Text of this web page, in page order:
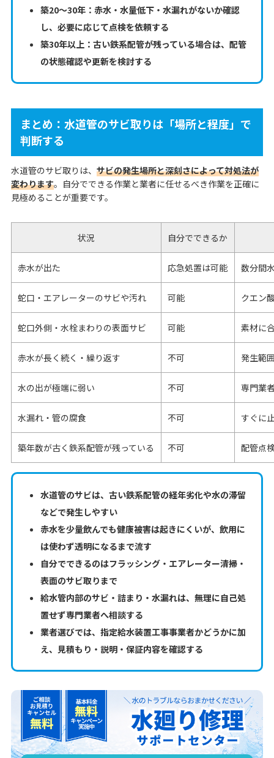
築20〜30年：赤水・水量低下・水漏れがないか確認
し、必要に応じて点検を依頼する
築30年以上：古い鉄系配管が残っている場合は、配管
の状態確認や更新を検討する
まとめ：水道管のサビ取りは「場所と程度」で
判断する
水道管のサビ取りは、 サビの発生場所と深刻さによって対処法が
変わります。自分でできる作業と業者に任せるべき作業を正確に
見極めることが重要です。
状況 自分でできるか
赤水が出た 応急処置は可能 数分間
蛇口・エアレーターのサビや汚れ 可能 クエン
蛇口外側・水栓まわりの表面サビ 可能 素材に
赤水が長く続く・繰り返す 不可 発生範
水の出が極端に弱い 不可 専門業
水漏れ・管の腐食 不可 すぐに
築年数が古く鉄系配管が残っている 不可 配管点
水道管のサビは、古い鉄系配管の経年劣化や水の滞留
などで発生しやすい
赤水を少量飲んでも健康被害は起きにくいが、飲用に
は使わず透明になるまで流す
自分でできるのはフラッシング・エアレーター清掃・
表面のサビ取りまで
給水管内部のサビ・詰まり・水漏れは、無理に自己処
置せず専門業者へ相談する
業者選びでは、指定給水装置工事事業者かどうかに加
え、見積もり・説明・保証内容を確認する